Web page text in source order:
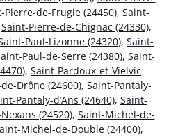
Pierre-de-Frugie (24450), Saint-
Saint-Pierre-de-Chignac (24330),
Paul-Lizonne (24320), Saint-
Paul-de-Serre (24380), Saint-
, Saint-Pardoux-et-Vielvic
Drône (24600), Saint-Pantaly-
Pantaly-d’Ans (24640), Saint-
(24520), Saint-Michel-de-
Michel-de-Double (24400),